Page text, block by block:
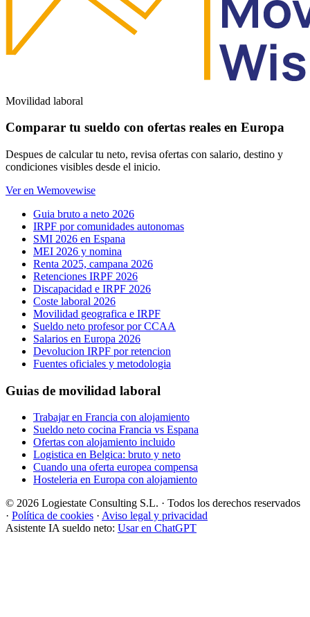
Movilidad laboral
Comparar tu sueldo con ofertas reales en Europa
Despues de calcular tu neto, revisa ofertas con salario, destino y
condiciones visibles desde el inicio.
Ver en Wemovewise
Guia bruto a neto 2026
IRPF por comunidades autonomas
SMI 2026 en Espana
MEI 2026 y nomina
Renta 2025, campana 2026
Retenciones IRPF 2026
Discapacidad e IRPF 2026
Coste laboral 2026
Movilidad geografica e IRPF
Sueldo neto profesor por CCAA
Salarios en Europa 2026
Devolucion IRPF por retencion
Fuentes oficiales y metodologia
Guias de movilidad laboral
Trabajar en Francia con alojamiento
Sueldo neto cocina Francia vs Espana
Ofertas con alojamiento incluido
Logistica en Belgica: bruto y neto
Cuando una oferta europea compensa
Hosteleria en Europa con alojamiento
© 2026 Logiestate Consulting S.L. · Todos los derechos reservados
· Política de cookies · Aviso legal y privacidad
Asistente IA sueldo neto: Usar en ChatGPT